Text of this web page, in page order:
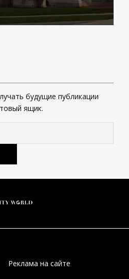
будущие публикации
ящик.
Реклама на сайте